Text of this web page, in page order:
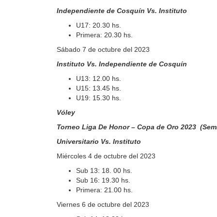
Independiente de Cosquín Vs. Instituto
U17: 20.30 hs.
Primera: 20.30 hs.
Sábado 7 de octubre del 2023
Instituto Vs. Independiente de Cosquín
U13: 12.00 hs.
U15: 13.45 hs.
U19: 15.30 hs.
Vóley
Torneo Liga De Honor – Copa de Oro 2023
Universitario Vs. Instituto
Miércoles 4 de octubre del 2023
Sub 13: 18. 00 hs.
Sub 16: 19.30 hs.
Primera: 21.00 hs.
Viernes 6 de octubre del 2023